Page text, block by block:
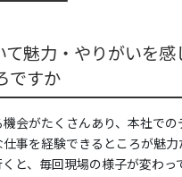
て魅力・やりがいを感
ですか
会がたくさんあり、本社での
事を経験できるところが魅力
と、毎回現場の様子が変わっ
流れ